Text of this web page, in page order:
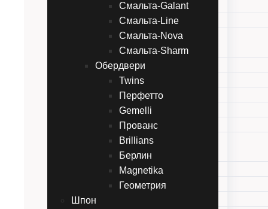
Смальта-Galant
Смальта-Line
Смальта-Nova
Смальта-Sharm
Обердвери
Twins
Перфетто
Gemelli
Прованс
Brillians
Берлин
Magnetika
Геометрия
Шпон
Color серия
Престиж
Москва
Смальта-Bella
Смальта-Deco
Смальта-Galant
Смальта-Line
Смальта-Nova
Смальта-Sharm
Обердвери
Twins
Перфетто
Gemelli